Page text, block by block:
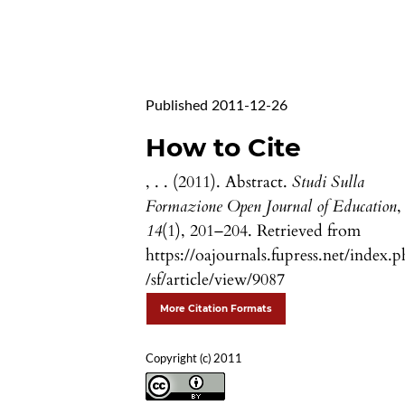
Published 2011-12-26
How to Cite
, . . (2011). Abstract.Studi Sulla
Formazione Open Journal of Education,
14(1), 201–204. Retrieved from
https://oajournals.fupress.net/
/sf/article/view/9087
More Citation Formats
Copyright (c) 2011